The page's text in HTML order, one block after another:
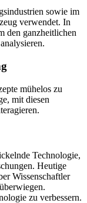
sowie im
verwendet. In
den ganzheitlichen
mühelos zu
mit diesen
Technologie,
Heutige
Wissenschaftler
zu verbessern.